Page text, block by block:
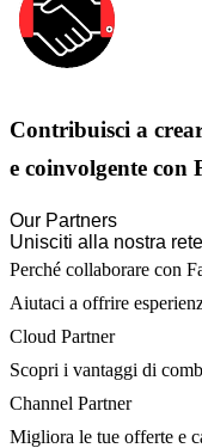
Contribuisci a
e coinvolgente con
Our Partners
Unisciti alla nostra rete
Perché collaborare con
Aiutaci a offrire
Cloud Partner
Scopri i vantaggi di
Channel Partner
Migliora le tue offerte e